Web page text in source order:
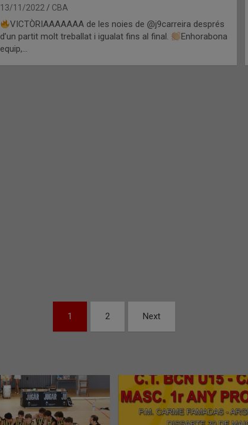
13/11/2022 CBA
VICTÒRIAAAAAAA de les noies de @j9carreira després
d’un partit molt treballat i igualat fins al final.
Enhorabona
equip,…
1 2 Next